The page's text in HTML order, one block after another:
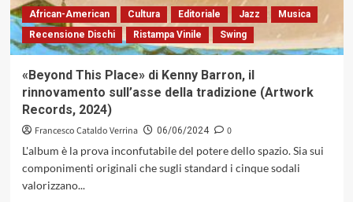
a
vent’anni
dalla
morte
African-American Cultura Editoriale Jazz
Musica
Recensione Dischi
Ristampa Vinile Swing
«Beyond This Place» di Kenny Barron, il
rinnovamento sull’asse della tradizione (Artwork
Records, 2024)
Francesco Cataldo Verrina 06/06/2024
0
L'album è la prova inconfutabile del potere dello spazio. Sia sui
componimenti originali che sugli standard i cinque sodali
valorizzano...